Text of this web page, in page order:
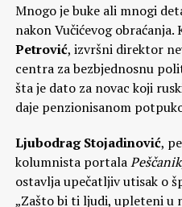
Mnogo je buke ali mnogi
nakon Vučićevog
Petrović, izvršni direktor
centra za bezbjednosnu
šta je dato za novac koji
daje penzionisanom
Ljubodrag Stojadinović,
kolumnista portalaPeščanik
ostavlja upečatljiv utisak o
„Zašto bi ti ljudi, upleteni u